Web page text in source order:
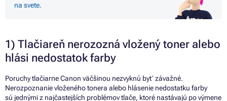
na svete.
1) Tlačiareň nerozozná vložený toner alebo
hlási nedostatok farby
Poruchy tlačiarne Canon väčšinou nezvyknú byť závažné.
Nerozpoznanie vloženého tonera alebo hlásenie nedostatku farby
sú jednými z najčastejších problémov tlače, ktoré nastávajú po výmene